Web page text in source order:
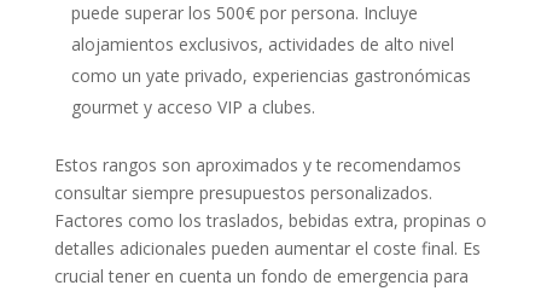
puede superar los 500€ por persona. Incluye
alojamientos exclusivos, actividades de alto nivel
como un yate privado, experiencias gastronómicas
gourmet y acceso VIP a clubes.
Estos rangos son aproximados y te recomendamos
consultar siempre presupuestos personalizados.
Factores como los traslados, bebidas extra, propinas o
detalles adicionales pueden aumentar el coste final. Es
crucial tener en cuenta un fondo de emergencia para